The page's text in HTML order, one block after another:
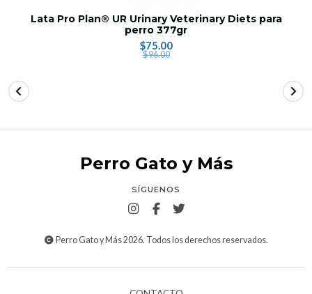
Lata Pro Plan® UR Urinary Veterinary Diets para
perro 377gr
$75.00
$96.00
Perro Gato y Más
SÍGUENOS
Perro Gato y Más 2026. Todos los derechos reservados.